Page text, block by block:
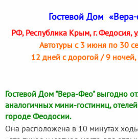
Гостевой Дом
РФ, Республика Крым, г. Федосия,
Автотуры с 3 июня по 30
12 дней с дорогой / 9
Гостевой Дом "Вера-Фео" выгодно
аналогичных мини-гостиниц,
городе Феодосии.
Она расположена в 10 минутах